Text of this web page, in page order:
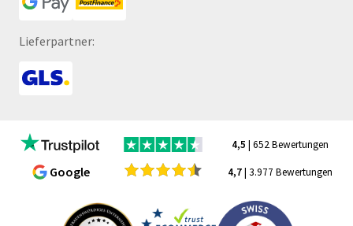
Lieferpartner:
4,5 | 652 Bewertungen
Google 4,7| 3.977 Bewertungen